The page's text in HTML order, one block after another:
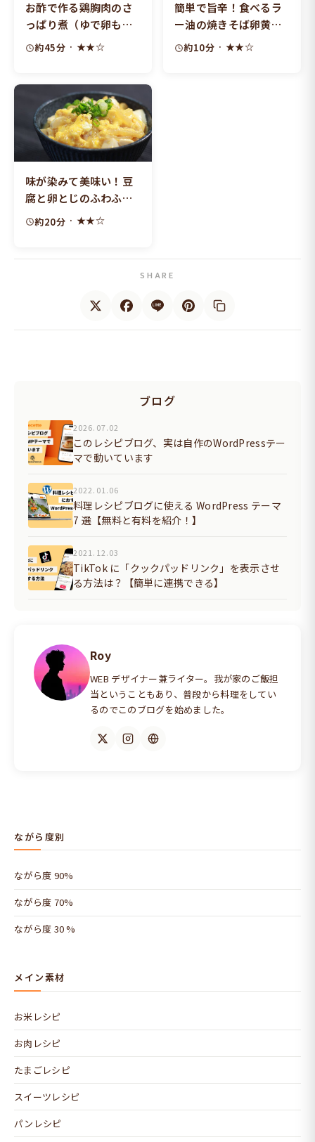
お酢で作る鶏胸肉のさ
っぱり煮（ゆで卵も一
緒に）
約45分 · ★★☆
簡単で旨辛！食べるラ
ー油の焼きそば卵黄の
せ約10分 · ★★☆
味が染みて美味い！豆
腐と卵とじのふわふわ
丼ぶり
約20分 · ★★☆
SHARE
ブログ
2026.07.02
このレシピブログ、実は自作のWordPressテー
マで動いています
2022.01.06
料理レシピブログに使える WordPress テーマ
7 選【無料と有料を紹介！】
2021.12.03
TikTok に「クックパッドリンク」を表示させ
る方法は？【簡単に連携できる】
Roy
WEB デザイナー兼ライター。我が家のご飯担
当ということもあり、普段から料理をしてい
るのでこのブログを始めました。
ながら度別
ながら度 90%
ながら度 70%
ながら度 30 %
メイン素材
お米レシピ
お肉レシピ
たまごレシピ
スイーツレシピ
パンレシピ